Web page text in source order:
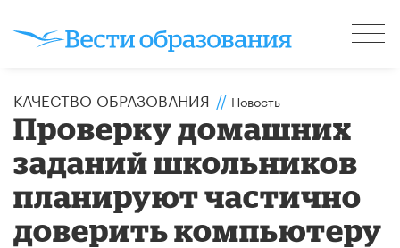
КАЧЕСТВО ОБРАЗОВАНИЯ // Новость
Проверку домашних
заданий школьников
планируют частично
доверить компьютеру